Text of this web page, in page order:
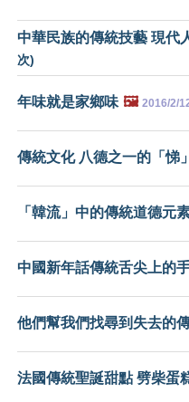
中華民族的傳統技藝 現代
次)
年味就是家鄉味 🖼️ 2016/2/
傳統文化 八德之一的「悌」
「韓流」中的傳統道德元
中國新年話傳統舌尖上的
他們幫我們找尋到失去的
法國傳統聖誕甜點 劈柴蛋